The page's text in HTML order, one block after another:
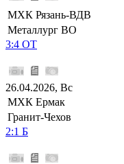
МХК Рязань-ВДВ
Металлург ВО
3:4 ОТ
26.04.2026, Вс
МХК Ермак
Гранит-Чехов
2:1 Б